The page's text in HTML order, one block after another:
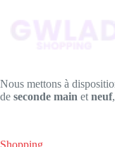
Nous mettons à
de seconde main et neuf